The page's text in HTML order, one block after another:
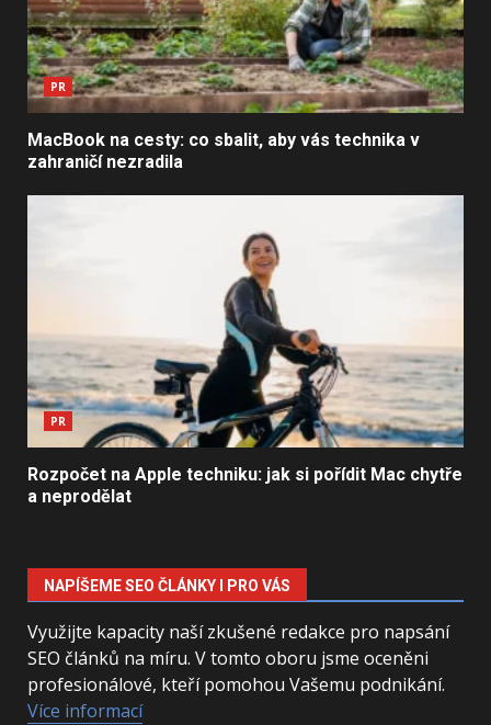
PR
MacBook na cesty: co sbalit, aby vás technika v
zahraničí nezradila
PR
Rozpočet na Apple techniku: jak si pořídit Mac chytře
a neprodělat
NAPÍŠEME SEO ČLÁNKY I PRO VÁS
Využijte kapacity naší zkušené redakce pro napsání
SEO článků na míru. V tomto oboru jsme oceněni
profesionálové, kteří pomohou Vašemu podnikání.
Více informací